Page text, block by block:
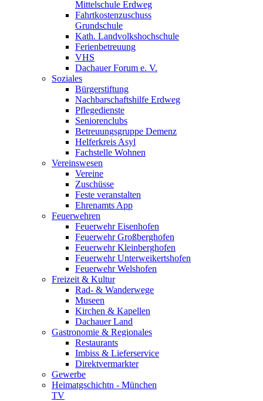
Mittelschule Erdweg
Fahrtkostenzuschuss
Grundschule
Kath. Landvolkshochschule
Ferienbetreuung
VHS
Dachauer Forum e. V.
Soziales
Bürgerstiftung
Nachbarschaftshilfe Erdweg
Pflegedienste
Seniorenclubs
Betreuungsgruppe Demenz
Helferkreis Asyl
Fachstelle Wohnen
Vereinswesen
Vereine
Zuschüsse
Feste veranstalten
Ehrenamts App
Feuerwehren
Feuerwehr Eisenhofen
Feuerwehr Großberghofen
Feuerwehr Kleinberghofen
Feuerwehr Unterweikertshofen
Feuerwehr Welshofen
Freizeit & Kultur
Rad- & Wanderwege
Museen
Kirchen & Kapellen
Dachauer Land
Gastronomie & Regionales
Restaurants
Imbiss & Lieferservice
Direktvermarkter
Gewerbe
Heimatgschichtn - München
TV